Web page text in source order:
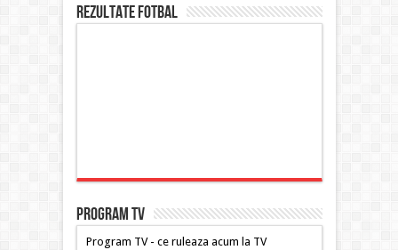
Rezultate FOTBAL
PROGRAM TV
Program TV - ce ruleaza acum la TV